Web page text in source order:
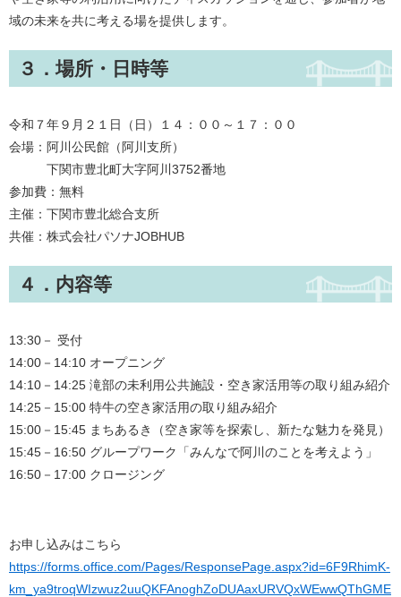
域の未来を共に考える場を提供します。
３．場所・日時等
令和７年９月２１日（日）１４：００～１７：００
会場：阿川公民館（阿川支所）
下関市豊北町大字阿川3752番地
参加費：無料
主催：下関市豊北総合支所
共催：株式会社パソナJOBHUB
４．内容等
13:30－ 受付
14:00－14:10 オープニング
14:10－14:25 滝部の未利用公共施設・空き家活用等の取り組み紹介
14:25－15:00 特牛の空き家活用の取り組み紹介
15:00－15:45 まちあるき（空き家等を探索し、新たな魅力を発見）
15:45－16:50 グループワーク「みんなで阿川のことを考えよう」
16:50－17:00 クロージング
お申し込みはこちら
https://forms.office.com/Pages/ResponsePage.aspx?id=6F9RhimK-
km_ya9troqWIzwuz2uuQKFAnoghZoDUAaxURVQxWEwwQThGME